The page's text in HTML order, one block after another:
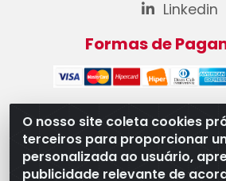
O nosso site coleta cookies
terceiros para proporcionar
personalizada ao usuário,
publicidade relevante de
Linkedin
Formas de
WB Componentes
08.528.393/0001-12 - Rua do
Oeste Industrial, Goiânia/GO -